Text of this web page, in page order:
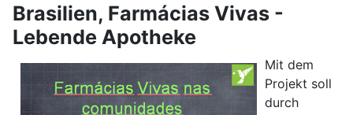
Brasilien, Farmácias Vivas -
Lebende Apotheke
Mit dem
Projekt soll
durch